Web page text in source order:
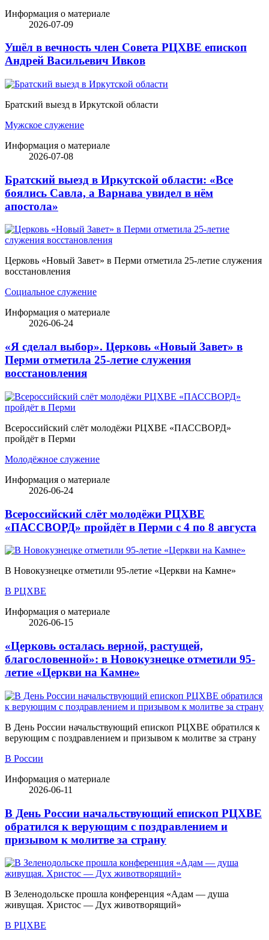
Информация о материале
2026-07-09
Ушёл в вечность член Совета РЦХВЕ епископ
Андрей Васильевич Ивков
Братский выезд в Иркутской области
Мужское служение
Информация о материале
2026-07-08
Братский выезд в Иркутской области: «Все
боялись Савла, а Варнава увидел в нём
апостола»
Церковь «Новый Завет» в Перми отметила 25-летие служения
восстановления
Социальное служение
Информация о материале
2026-06-24
«Я сделал выбор». Церковь «Новый Завет» в
Перми отметила 25-летие служения
восстановления
Всероссийский слёт молодёжи РЦХВЕ «ПАССВОРД»
пройдёт в Перми
Молодёжное служение
Информация о материале
2026-06-24
Всероссийский слёт молодёжи РЦХВЕ
«ПАССВОРД» пройдёт в Перми с 4 по 8 августа
В Новокузнецке отметили 95-летие «Церкви на Камне»
В РЦХВЕ
Информация о материале
2026-06-15
«Церковь осталась верной, растущей,
благословенной»: в Новокузнецке отметили 95-
летие «Церкви на Камне»
В День России начальствующий епископ РЦХВЕ обратился к
верующим с поздравлением и призывом к молитве за страну
В России
Информация о материале
2026-06-11
В День России начальствующий епископ РЦХВЕ
обратился к верующим с поздравлением и
призывом к молитве за страну
В Зеленодольске прошла конференция «Адам — душа
живущая. Христос — Дух животворящий»
В РЦХВЕ